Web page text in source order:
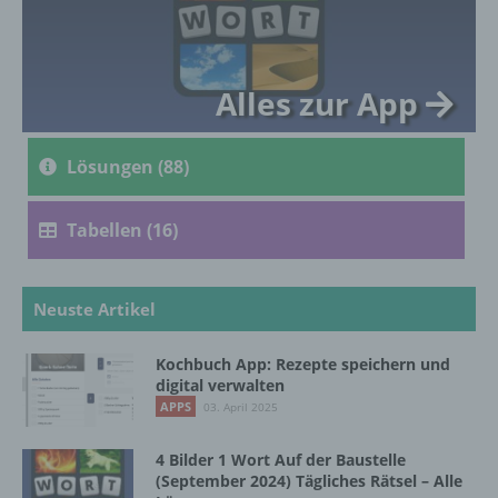
Alles zur App
Lösungen (88)
Tabellen (16)
Neuste Artikel
Kochbuch App: Rezepte speichern und
digital verwalten
APPS 03. April 2025
4 Bilder 1 Wort Auf der Baustelle
(September 2024) Tägliches Rätsel – Alle
genetischen, psychischen, wirtschaftlichen,
kulturellen oder sozialen Identität dieser
natürlichen Person sind, identifiziert werden
Betroffene Person ist jede identifizierte oder
identifizierbare natürliche Person, deren
personenbezogene Daten von dem für die
werden.
c) Verarbeitung
Verarbeitung ist jeder mit oder ohne Hilfe
Vorgang oder jede solche Vorgangsreihe im
Zusammenhang mit personenbezogenen